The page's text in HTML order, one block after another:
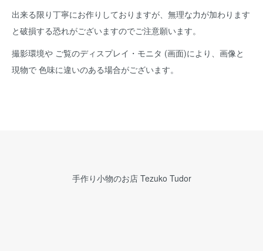
出来る限り丁寧にお作りしておりますが、無理な力が加わります
と破損する恐れがございますのでご注意願います。
撮影環境や ご覧のディスプレイ・モニタ (画面)により、画像と
現物で 色味に違いのある場合がございます。
手作り小物のお店 Tezuko Tudor